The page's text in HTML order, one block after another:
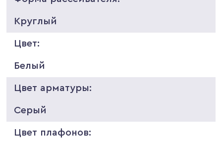
Круглый
Цвет:
Белый
Цвет арматуры:
Серый
Цвет плафонов: